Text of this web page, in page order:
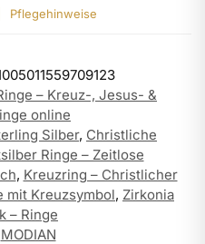
Pflegehinweise
– Kreuz-, Jesus- &
online
Silber, Christliche
Ringe – Zeitlose
, Kreuzring – Christlicher
mit Kreuzsymbol, Zirkonia
– Ringe
MODIAN